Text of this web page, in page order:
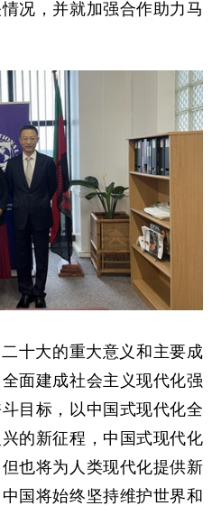
况，并就加强合作助力马
十大的重大意义和主要成
面建成社会主义现代化强
目标，以中国式现代化全
的新征程，中国式现代化
也将为人类现代化提供新
国将始终坚持维护世界和